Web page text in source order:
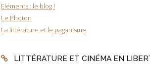
Eléments : le blog !
Le Photon
La littérature et le paganisme
LITTÉRATURE ET CINÉMA EN